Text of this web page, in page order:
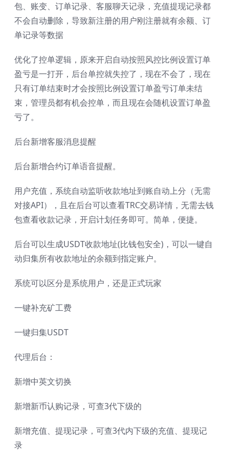
包、账变、订单记录、客服聊天记录，充值提现记录都
不会自动删除，导致新注册的用户刚注册就有余额、订
单记录等数据
优化了控单逻辑，原来开启自动按照风控比例设置订单
盈亏是一打开，后台单控就失控了，现在不会了，现在
只有订单结束时才会按照比例设置订单盈亏订单未结
束，管理员都有机会控单，而且现在会随机设置订单盈
亏了。
后台新增客服消息提醒
后台新增合约订单语音提醒。
用户充值，系统自动监听收款地址到账自动上分（无需
对接API），且在后台可以查看TRC交易详情，无需去钱
包查看收款记录，开启计划任务即可。简单，便捷。
后台可以生成USDT收款地址(比钱包安全)，可以一键自
动归集所有收款地址的余额到指定账户。
系统可以区分是系统用户，还是正式玩家
一键补充矿工费
一键归集USDT
代理后台：
新增中英文切换
新增新币认购记录，可查3代下级的
新增充值、提现记录，可查3代内下级的充值、提现记
录